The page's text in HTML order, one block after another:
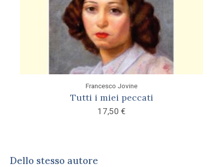
Francesco Jovine
Tutti i miei peccati
17,50 €
Dello stesso autore